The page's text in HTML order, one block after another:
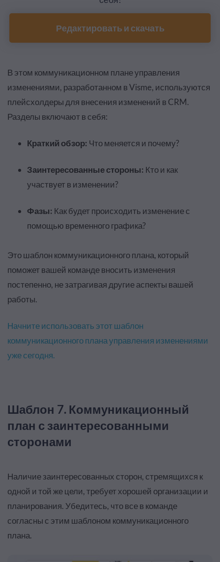
Редактировать и скачать
В этом коммуникационном плане управления
изменениями, разработанном в Visme, используются
плейсхолдеры для внесения изменений в CRM.
Разделы включают в себя:
Краткий обзор: Что меняется и почему?
Заинтересованные стороны: Кто и как
участвует в изменении?
Фазы: Как будет происходить изменение с
помощью временного графика?
Это шаблон коммуникационного плана, который
поможет вашей команде вносить изменения
постепенно, не затрагивая другие аспекты вашей
работы.
Начните использовать этот шаблон
коммуникационного плана управления изменениями
уже сегодня.
Шаблон 7. Коммуникационный
план с заинтересованными
сторонами
Наличие заинтересованных сторон, стремящихся к
одной и той же цели, требует хорошей организации и
планирования. Убедитесь, что все в команде
согласны с этим шаблоном коммуникационного
плана.